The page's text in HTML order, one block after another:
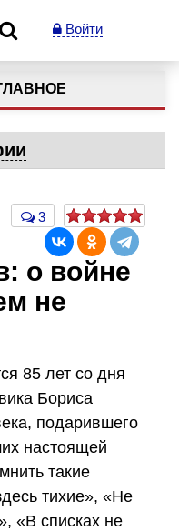
Войти
3
о войне
не
85 лет со дня
Бориса
подарившего
настоящей
такие
тихие», «Не
«В списках не